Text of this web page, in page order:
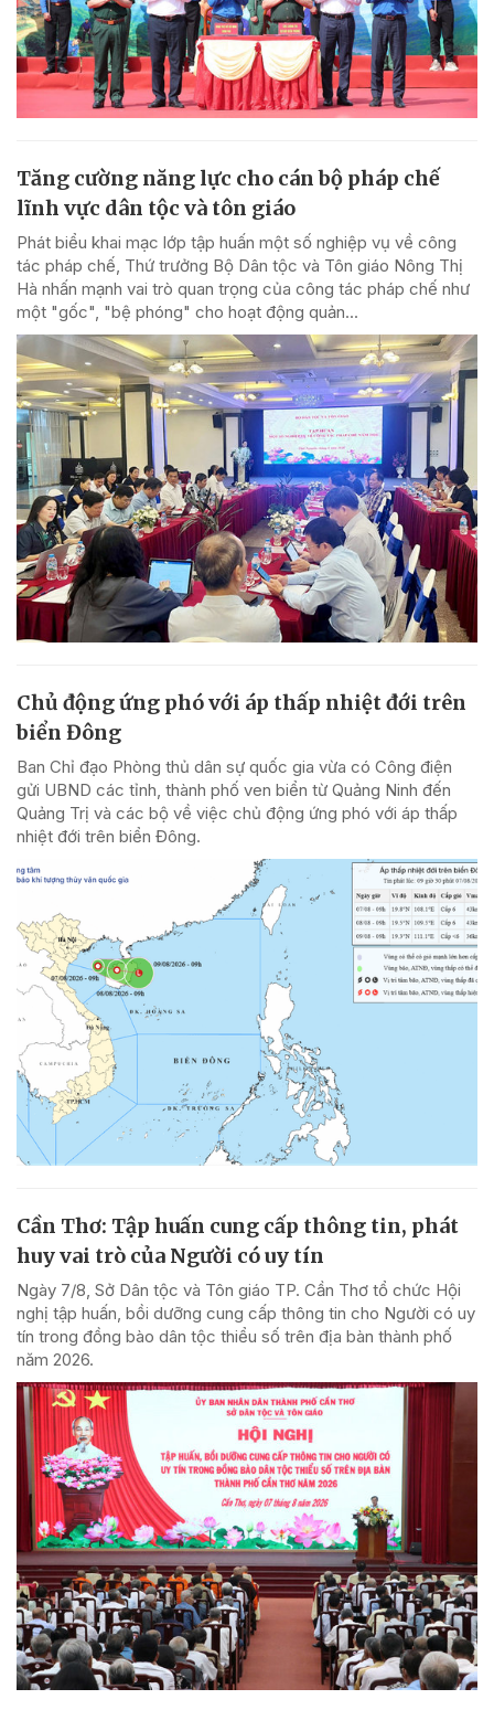
Tăng cường năng lực cho cán bộ pháp chế
lĩnh vực dân tộc và tôn giáo
Phát biểu khai mạc lớp tập huấn một số nghiệp vụ về công
tác pháp chế, Thứ trưởng Bộ Dân tộc và Tôn giáo Nông Thị
Hà nhấn mạnh vai trò quan trọng của công tác pháp chế như
một "gốc", "bệ phóng" cho hoạt động quản...
Chủ động ứng phó với áp thấp nhiệt đới trên
biển Đông
Ban Chỉ đạo Phòng thủ dân sự quốc gia vừa có Công điện
gửi UBND các tỉnh, thành phố ven biển từ Quảng Ninh đến
Quảng Trị và các bộ về việc chủ động ứng phó với áp thấp
nhiệt đới trên biển Đông.
Cần Thơ: Tập huấn cung cấp thông tin, phát
huy vai trò của Người có uy tín
Ngày 7/8, Sở Dân tộc và Tôn giáo TP. Cần Thơ tổ chức Hội
nghị tập huấn, bồi dưỡng cung cấp thông tin cho Người có uy
tín trong đồng bào dân tộc thiểu số trên địa bàn thành phố
năm 2026.